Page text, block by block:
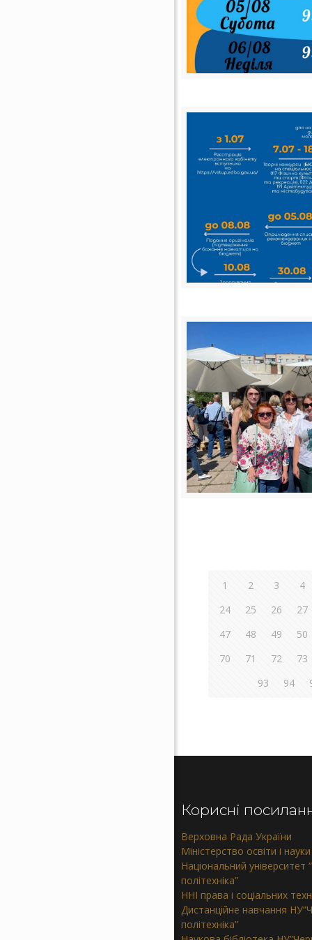
1 2 3
4
24
25 26
27
47
48 49
50
70
71 72
73
93
94
Корисні
Верховна Рада України
Міністерство освіти і
Національний університет
політехніка”
ННІ права і соціальних
Дистанційне навчання
політехніка”